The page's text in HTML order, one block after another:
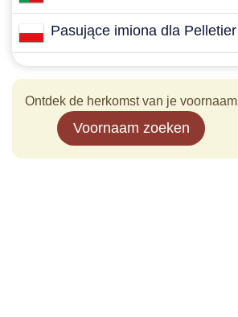
Pasujące imiona dla Pelletier
Ontdek de herkomst van je voornaam
Voornaam zoeken